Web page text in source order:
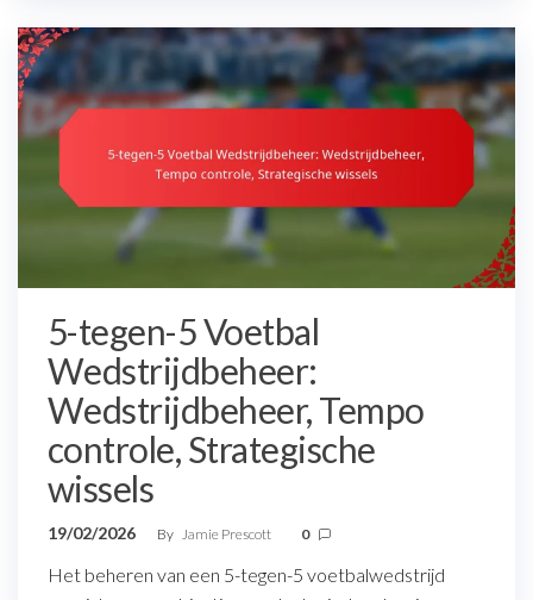
5-tegen-5 Voetbal
Wedstrijdbeheer:
Wedstrijdbeheer, Tempo
controle, Strategische
wissels
19/02/2026 By Jamie Prescott 0
Het beheren van een 5-tegen-5 voetbalwedstrijd